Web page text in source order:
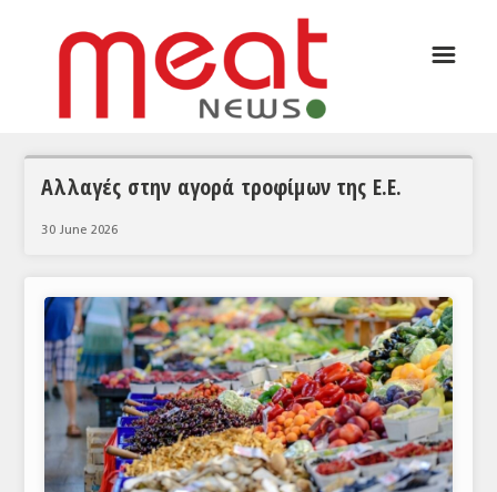
ΑΝΑΛΥΣΕΙΣ
ΚΟΣΜΟΣ
ΕΙΔΗΣΕΙΣ
ΕΥΡΩΠΑΪΚΕΣ ΑΠΟΦΑΣΕΙΣ
ΘΕΜΑΤΑ
☰
Αλλαγές στην αγορά τροφίμων της Ε.Ε.
30 June 2026